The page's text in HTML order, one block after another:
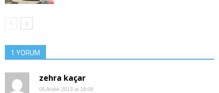
1 YORUM
zehra kaçar
05 Aralık 2013 at 18:08